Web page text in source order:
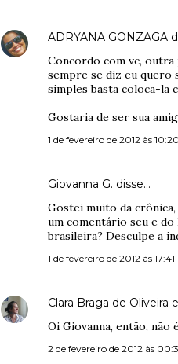
ADRYANA GONZAGA
Concordo com vc, outra
sempre se diz eu quero
simples basta coloca-la
Gostaria de ser sua
1 de fevereiro de 2012 às 10:20
Giovanna G. disse…
Gostei muito da crônica,
um comentário seu e
brasileira? Desculpe a
1 de fevereiro de 2012 às 17:41
Clara Braga de Oliveira
Oi Giovanna, então, não
2 de fevereiro de 2012 às